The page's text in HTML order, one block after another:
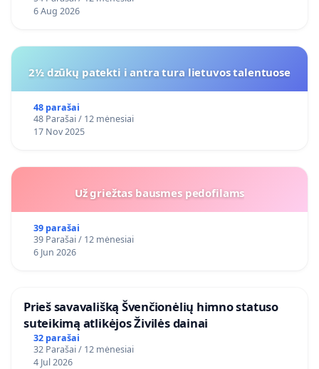
6 Aug 2026
2½ dzūkų patekti i antra tura lietuvos talentuose
48 parašai
48 Parašai / 12 mėnesiai
17 Nov 2025
Už griežtas bausmes pedofilams
39 parašai
39 Parašai / 12 mėnesiai
6 Jun 2026
​Prieš savavališką Švenčionėlių himno statuso
suteikimą atlikėjos Živilės dainai
32 parašai
32 Parašai / 12 mėnesiai
4 Jul 2026